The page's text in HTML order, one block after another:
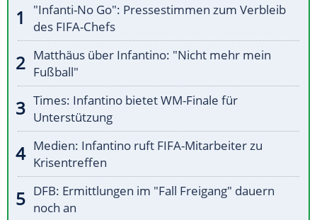
"Infanti-No Go": Pressestimmen zum Verbleib
des FIFA-Chefs
Matthäus über Infantino: "Nicht mehr mein
Fußball"
Times: Infantino bietet WM-Finale für
Unterstützung
Medien: Infantino ruft FIFA-Mitarbeiter zu
Krisentreffen
DFB: Ermittlungen im "Fall Freigang" dauern
noch an